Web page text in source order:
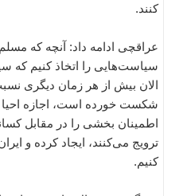
کنند.
عراقچی ادامه داد: آنچه که
سیاست‌هایی را اتخاذ کنیم که
الان بیش از هر زمان دیگری
شکست خورده است، اجازه احیا
اطمینان بخشی را در مقابل
ترویج می‌کنند، ایجاد کرده و
کنیم.